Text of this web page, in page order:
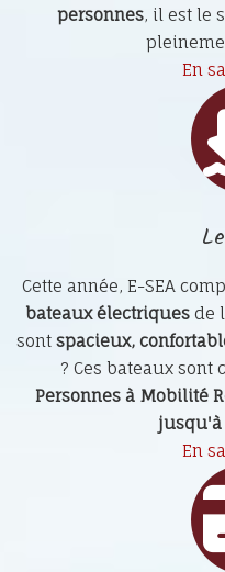
personnes, il est le
En
Cette année, E-SEA
bateaux électriques de
sont spacieux,
? Ces bateaux
Personnes à Mobilité
jusqu'à
En